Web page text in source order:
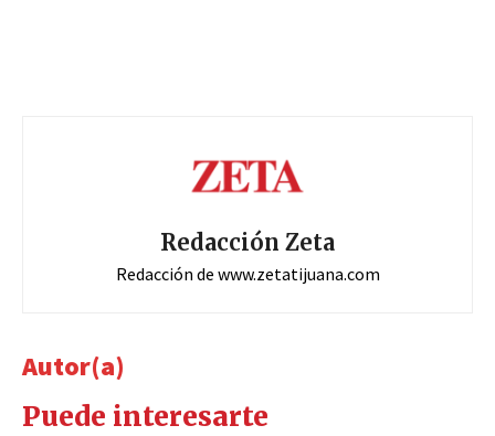
Redacción Zeta
Redacción de www.zetatijuana.com
Autor(a)
Puede interesarte